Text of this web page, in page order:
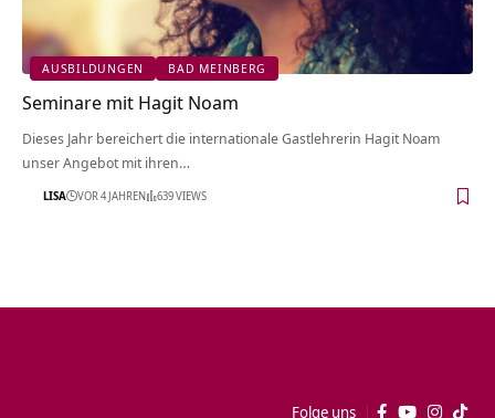
AUSBILDUNGEN BAD MEINBERG
Seminare mit Hagit Noam
Dieses Jahr bereichert die internationale Gastlehrerin Hagit Noam
unser Angebot mit ihren…
LISA VOR 4 JAHREN 639 VIEWS
Folge uns